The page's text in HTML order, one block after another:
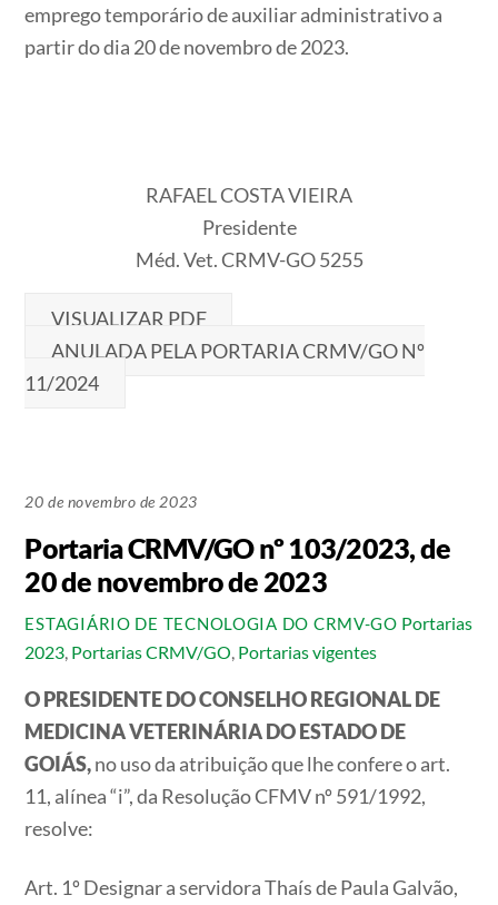
emprego temporário de auxiliar administrativo a
partir do dia 20 de novembro de 2023.
RAFAEL COSTA VIEIRA
Presidente
Méd. Vet. CRMV-GO 5255
VISUALIZAR PDF
ANULADA PELA PORTARIA CRMV/GO Nº
11/2024
20 de novembro de 2023
Portaria CRMV/GO nº 103/2023, de
20 de novembro de 2023
ESTAGIÁRIO DE TECNOLOGIA DO CRMV-GO Portarias
2023, Portarias CRMV/GO, Portarias vigentes
O PRESIDENTE DO CONSELHO REGIONAL DE
MEDICINA VETERINÁRIA DO ESTADO DE
GOIÁS,no uso da atribuição que lhe confere o art.
11, alínea “i”, da Resolução CFMV nº 591/1992,
resolve:
Art. 1º Designar a servidora Thaís de Paula Galvão,